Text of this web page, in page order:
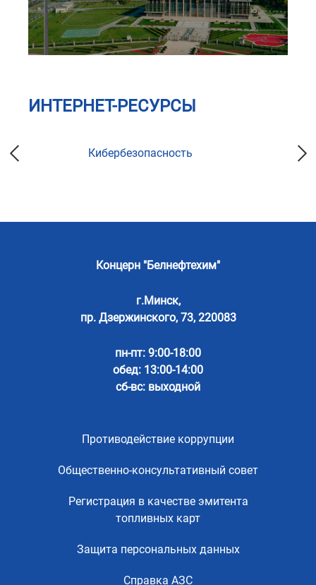
ИНТЕРНЕТ-РЕСУРСЫ
Кибербезопасность
Концерн "Белнефтехим"
г.Минск,
пр. Дзержинского, 73, 220083
пн-пт: 9:00-18:00
обед: 13:00-14:00
сб-вс: выходной
Противодействие коррупции
Общественно-консультативный совет
Регистрация в качестве эмитента
топливных карт
Защита персональных данных
Справка АЗС